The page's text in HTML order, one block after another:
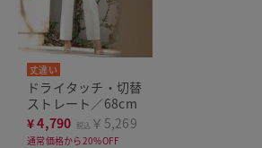
丈違い
ドライタッチ・切替
ストレート／68cm
¥4,790 税込 ￥5,269
通常価格から20%OFF